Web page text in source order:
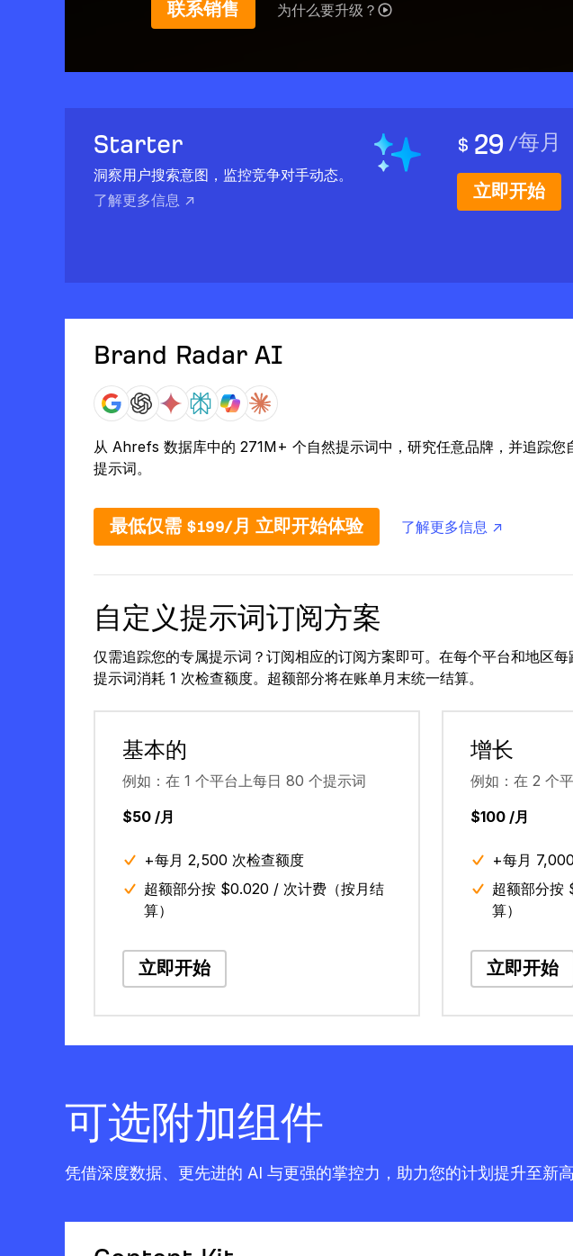
联系销售 为什么要升级？
Starter
洞察用户搜索意图，监控竞争对手动态。
了解更多信息 ↗
$ 29 /每月
立即开始
Brand Radar AI
从 Ahrefs 数据库中的 271M+ 个自然提示词中，研究任意品牌，并追踪您
提示词。
最低仅需 $199/月 立即开始体验 了解更多信息 ↗
自定义提示词订阅方案
仅需追踪您的专属提示词？订阅相应的订阅方案即可。在每个平台和地区每
提示词消耗 1 次检查额度。超额部分将在账单月末统一结算。
基本的
例如：在 1 个平台上每日 80 个提示词
$50 /月
+每月 2,500 次检查额度
超额部分按 $0.020 / 次计费（按月结
算）
立即开始
增长
例如：在 2 个
$100 /月
+每月
超额部分按
算）
立即开始
可选附加组件
凭借深度数据、更先进的 AI 与更强的掌控力，助力您的计划提升至新高